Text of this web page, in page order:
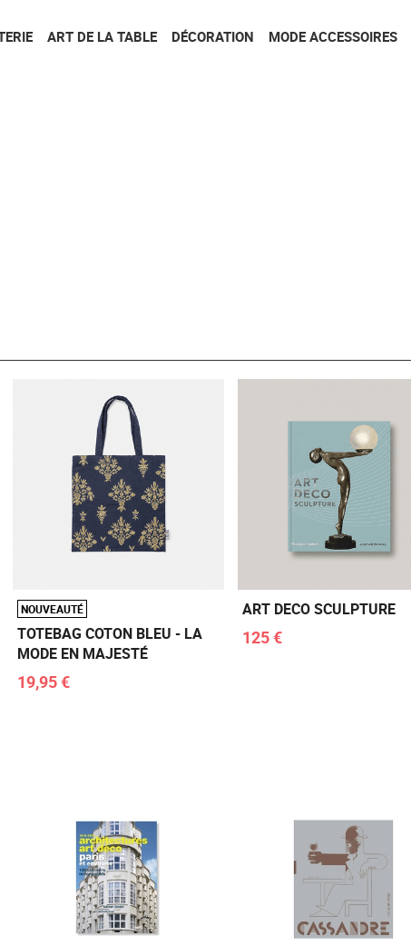
ART DE LA TABLE DÉCORATION MODE ACCESSOIRES
NOUVEAUTÉ
TOTEBAG COTON BLEU - LA
MODE EN MAJESTÉ
19,95 €
ART DECO SCULPTURE
125 €